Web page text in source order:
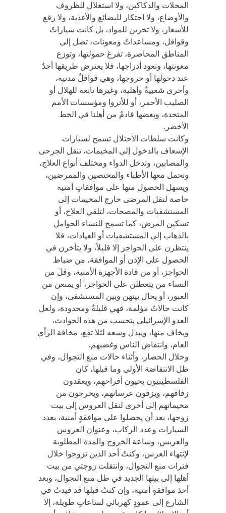
المحلات والدكاكين، ولا استغلال للظروف
والأوضاع، ولا احتكار للبضائع والأغذية، ولا رفع
للأسعار، ولا تخزين للمواد، بل كانت سياراتٌ
وقوافل، ومساعداتٌ ومعونات، تصل إلى
المناطق المحاصرة، تفرغ حمولتها، وتوزع
معونتها، وتعود أدراجها، فلا يعترض طريقها أحدٌ
عند دخولها أو خروجها، وهي قوافلٌ مدنية،
وأخرى شعبيةٌ وأهلية، وغيرها تابعة للهلال أو
الصليب الأحمر، أو للأنروا ومؤسسات الأمم
المتحدة، وبعضها قادمٌ من أهلنا في الخط
الأخضر.
وكانت سلطات الاحتلال تسمح لسيارات
الإسعاف بالدخول إلى المخيمات، تنقل الجرحى
والمصابين، وتدخل الدواء ومختلف أنواع العلاج،
وتحمل معها الأطباء والمختصين والممرضين،
ويسهل الحصول منها على موافقاتٍ أمنية
خاصة لنقل المرضى خارج المخيمات إلى
المستشفيات والمصحات، لتلقي العلاج، أو
تسكين المرض، كما تسمح للنساء الحوامل
بالذهاب إلى المستشفيات أو العيادات، فلا
ينتظرن على الحواجز إلا قليلاً، ولا يتأخرن في
الحصول على الإذن أو الموافقة، من ضباط
الحواجز، أو من قادة الأجهزة الأمنية، وقلَ من
النساء من يتعطلن على الحواجز، أو يمنعن من
العبور، أو يحال بينهن وبين المستشفى، وإن
كانت حالاتٌ مؤلمة، فهي قليلةٌ ومحدودة، ولعل
العدو الإسرائيلي يتحسب من هذه الحوادث،
ويخاف منها، ويبذل وسعه لئلا تقع، مخافة الرأي
العام، وانتفاض الناس وغضبهم.
وخلال الحصار، وأثناء حالات منع التجوال، وفي
ظل الانتفاضة الأولى وما قبلها، كان
الفلسطينيون يحيون أفراحهم، ويعقدون
زفافهم، ويزفون عرسانهم، ويخرجون من
مخيماتهم إلى أخرى لنقل العروس إلى بيت
زوجها، بعد أن يحصلوا على موافقةٍ أمنية، بعدد
السيارات وعدد الركاب، وعنوان العروس
والعريس، وساعة الخروج والمدة المطلوبة
لإنتهاء العرس، وكنتُ أحد الذين تزوجوا خلال
فترات منع التجوال، وانتقلت زوجتي من بيت
أهلها إلى بيتها الجديد في ظل منع التجوال، وبعد
أخذ موافقةٍ أمنية، وإن كنتُ قبلها قد قيدتُ في
الشارع إلى عمودٍ كهربائي لساعاتٍ طويلة، إلا